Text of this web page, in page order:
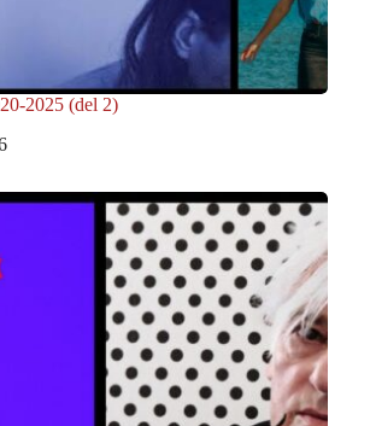
2025 (del 2)